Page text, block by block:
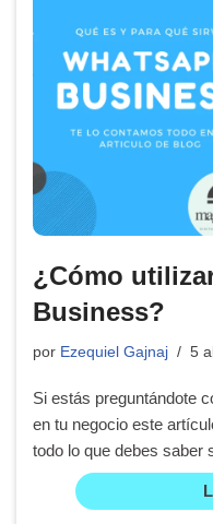
¿Cómo
Business?
por Ezequiel Gajnaj 5
Si estás preguntándote
en tu negocio este
todo lo que debes